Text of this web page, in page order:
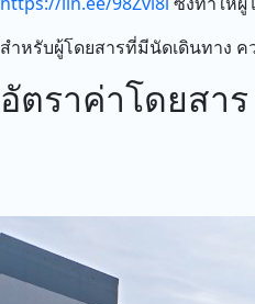
สำหรับผู้โดยสารที่มีนัดเดินทาง ค
อัตราค่าโดยสาร